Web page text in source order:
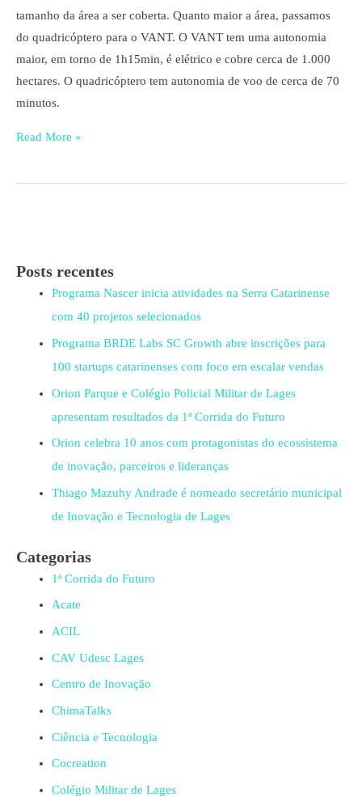
tamanho da área a ser coberta. Quanto maior a área, passamos
do quadricóptero para o VANT. O VANT tem uma autonomia
maior, em torno de 1h15min, é elétrico e cobre cerca de 1.000
hectares. O quadricóptero tem autonomia de voo de cerca de 70
minutos.
Read More »
Posts recentes
Programa Nascer inicia atividades na Serra Catarinense
com 40 projetos selecionados
Programa BRDE Labs SC Growth abre inscrições para
100 startups catarinenses com foco em escalar vendas
Orion Parque e Colégio Policial Militar de Lages
apresentam resultados da 1ª Corrida do Futuro
Orion celebra 10 anos com protagonistas do ecossistema
de inovação, parceiros e lideranças
Thiago Mazuhy Andrade é nomeado secretário municipal
de Inovação e Tecnologia de Lages
Categorias
1ª Corrida do Futuro
Acate
ACIL
CAV Udesc Lages
Centro de Inovação
ChimaTalks
Ciência e Tecnologia
Cocreation
Colégio Militar de Lages